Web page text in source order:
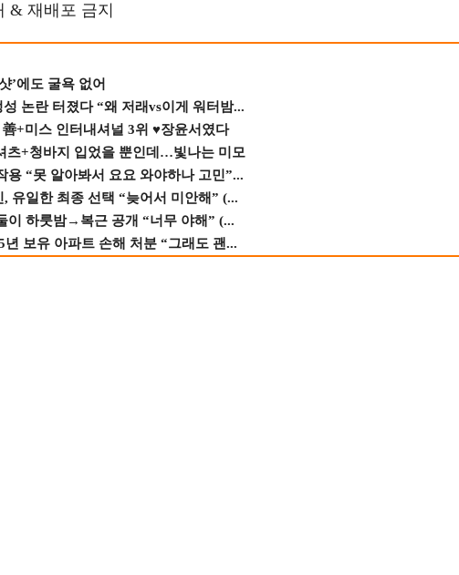
& 재배포 금지
’에도 굴욕 없어
논란 터졌다 “왜 저래vs이게 워터밤...
+미스 인터내셔널 3위 ♥장윤서였다
츠+청바지 입었을 뿐인데…빛나는 미모
“못 알아봐서 요요 와야하나 고민”...
유일한 최종 선택 “늦어서 미안해” (...
이 하룻밤→복근 공개 “너무 야해” (...
보유 아파트 손해 처분 “그래도 괜...